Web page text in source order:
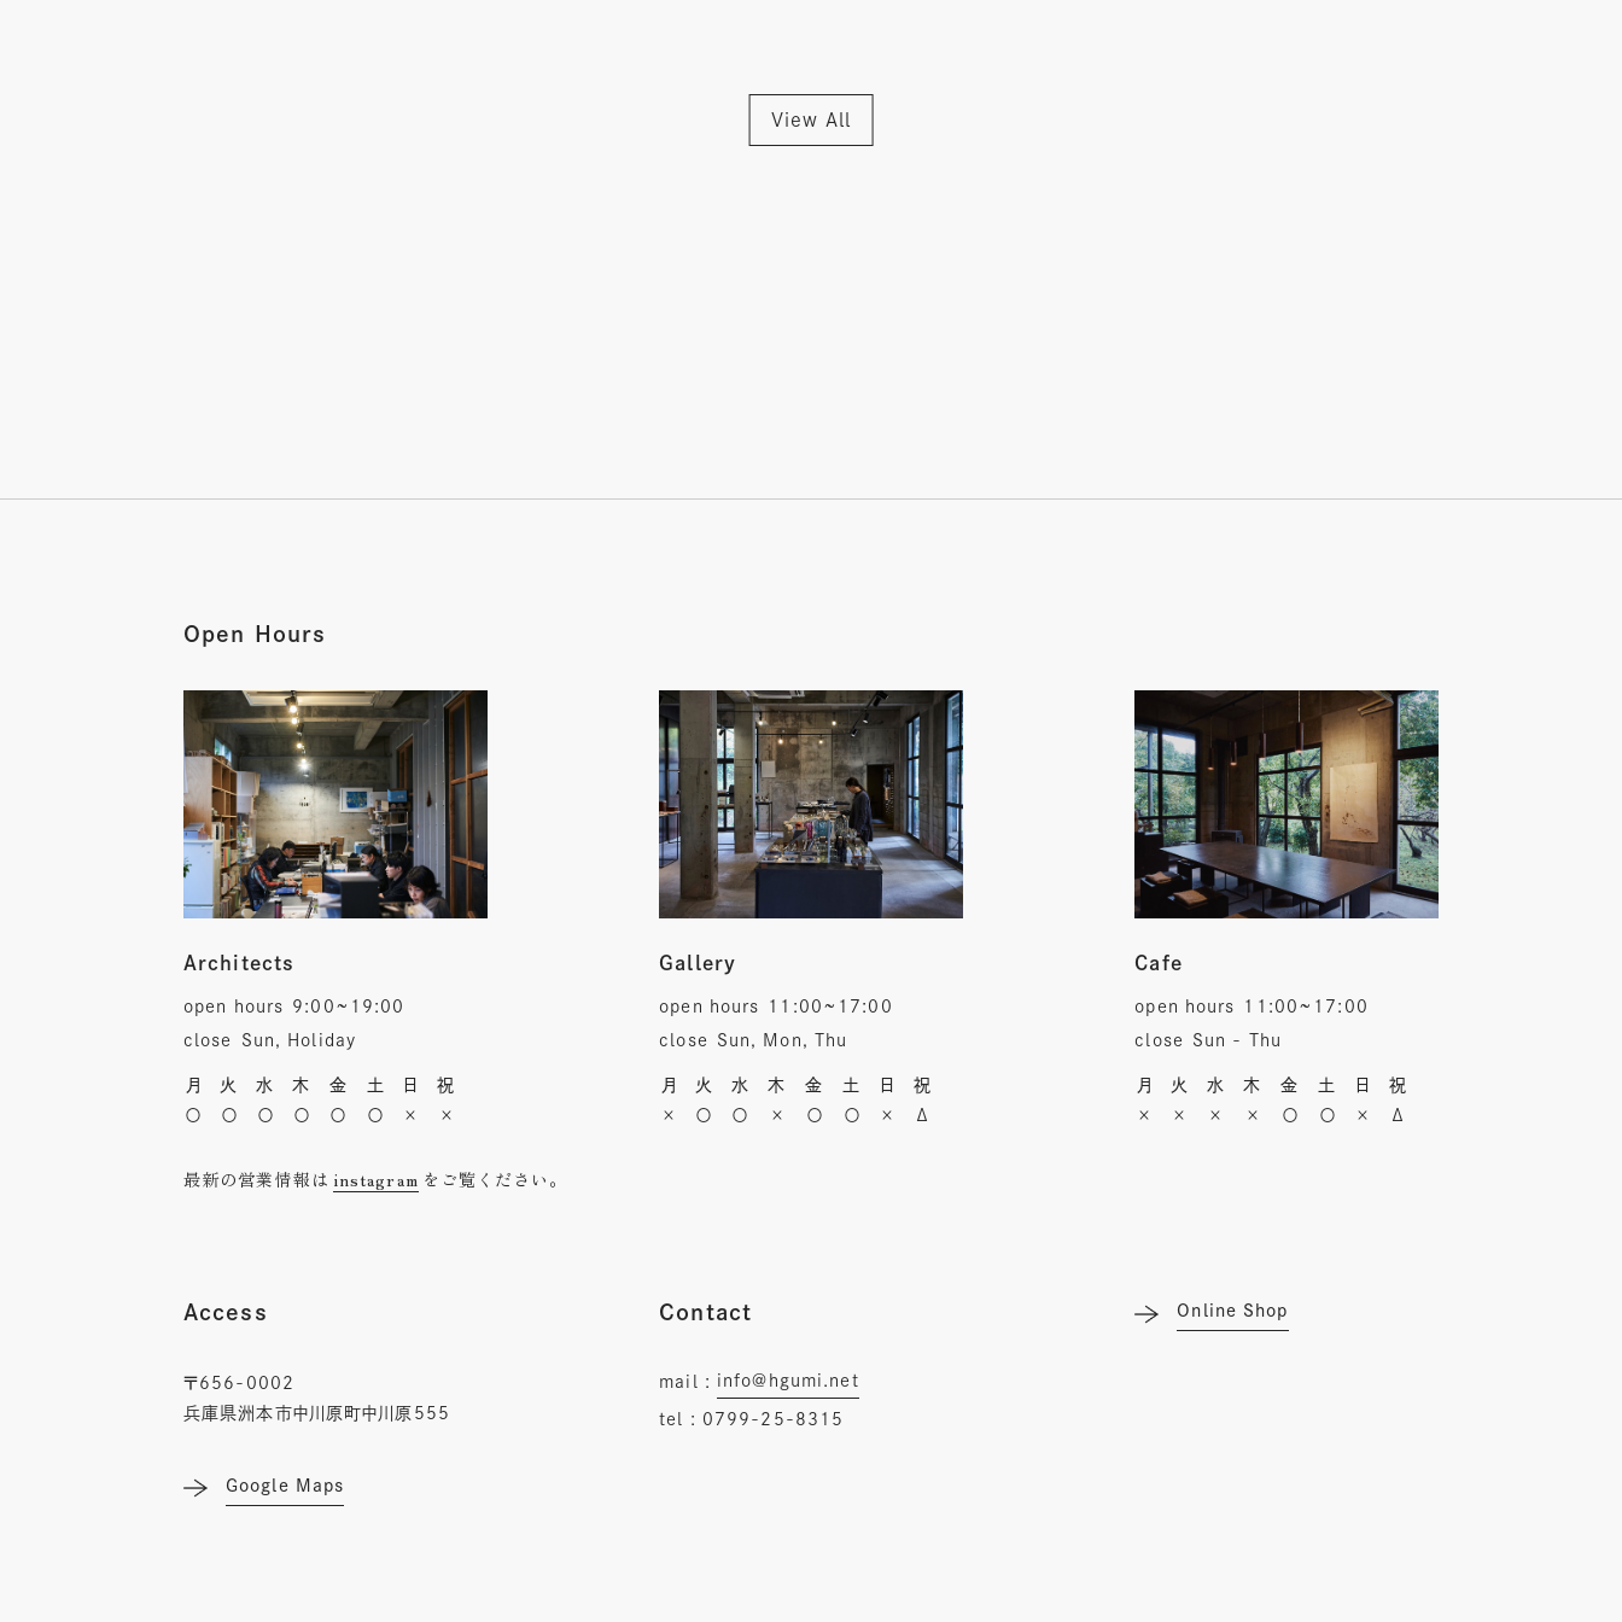
View All
Open Hours
Architects
open hours
9:00~19:00
close
Sun, Holiday
月 火 水 木 金 土 日
祝
〇
〇 〇 〇 〇 〇 × ×
Gallery
open hours
11:00~17:00
close
Sun, Mon, Thu
月 火 水 木 金 土 日
祝
×
〇 〇 × 〇 〇 × Δ
Cafe
open hours
11:00~17:00
close
Sun - Thu
月 火 水 木 金 土 日
祝
×
× × × 〇 〇 × Δ
最新の営業情報は instagram をご覧ください。
Access
〒656-0002
兵庫県洲本市中川原町中川原555
Google Maps
Contact
mail : info@hgumi.net
tel : 0799-25-8315
Online Shop